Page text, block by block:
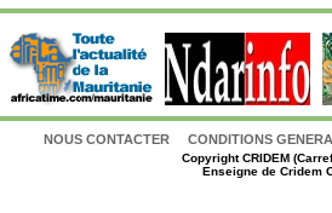
NOUS CONTACTER CONDITIONS
CopyrightCRIDEM
Enseigne de Cridem